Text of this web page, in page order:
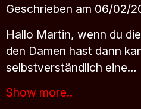
Geschrieben am 06/02/
Hallo Martin, wenn du
den Damen hast dann
selbstverständlich eine…
Show more..